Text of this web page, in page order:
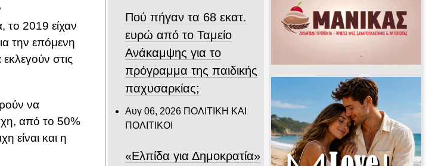
το 2019 είχαν
την επόμενη
στις
να
από το 50%
είναι και η
Πού πήγαν τα 68 εκατ.
ευρώ από το Ταμείο
Ανάκαμψης για το
πρόγραμμα της παιδικής
παχυσαρκίας;
Αυγ 06, 2026 ΠΟΛΙΤΙΚΗ ΚΑΙ
ΠΟΛΙΤΙΚΟΙ
«Ελπίδα για Δημοκρατία»